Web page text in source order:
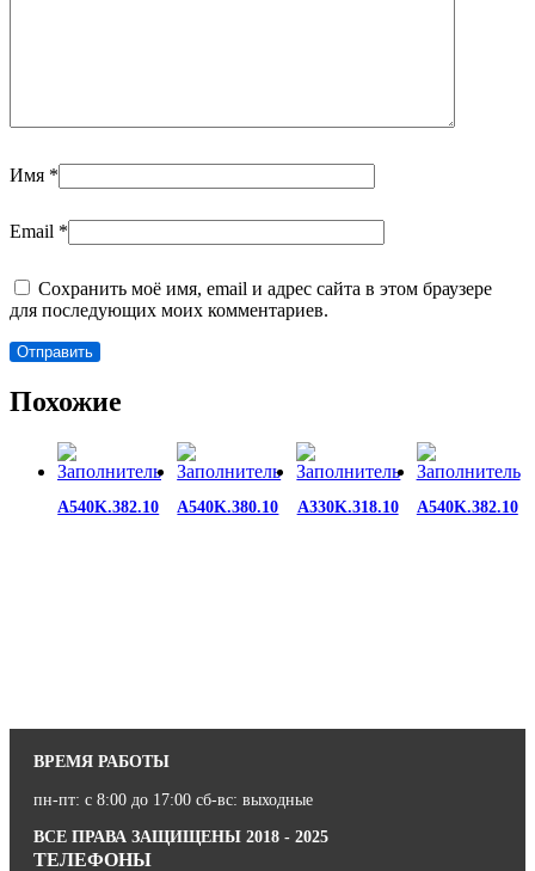
Имя *
Email *
Сохранить моё имя, email и адрес сайта в этом браузере
для последующих моих комментариев.
Похожие
A540K.382.10 A540K.380.10 A330K.318.10 A540K.382.10
ВРЕМЯ РАБОТЫ
пн-пт: с 8:00 до 17:00 сб-вс: выходные
ВСЕ ПРАВА ЗАЩИЩЕНЫ 2018 - 2025
ТЕЛЕФОНЫ